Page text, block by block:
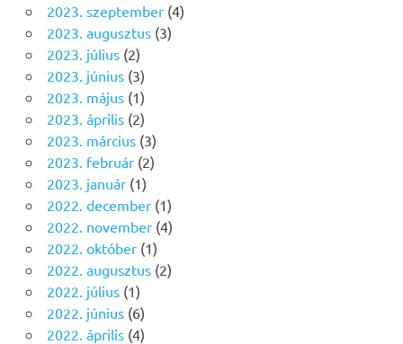
2023. szeptember(4)
2023. augusztus(3)
2023. július(2)
2023. június(3)
2023. május(1)
2023. április(2)
2023. március(3)
2023. február(2)
2023. január(1)
2022. december(1)
2022. november(4)
2022. október(1)
2022. augusztus(2)
2022. július(1)
2022. június(6)
2022. április(4)